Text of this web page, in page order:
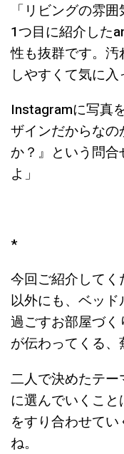
「リビングの雰
1つ目に紹介した
性も抜群です。
しやすくて気に入
Instagramに写真
ザインだからな
か？』という問
よ」
*
今回ご紹介して
以外にも、ベッ
過ごすお部屋づ
が伝わってくる、
二人で決めたテ
に選んでいくこ
をすり合わせて
ね。